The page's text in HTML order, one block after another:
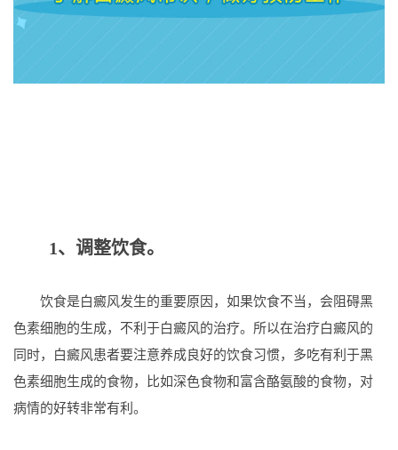
1、调整饮食。
饮食是白癜风发生的重要原因，如果饮食不当，会阻碍黑
色素细胞的生成，不利于白癜风的治疗。所以在治疗白癜风的
同时，白癜风患者要注意养成良好的饮食习惯，多吃有利于黑
色素细胞生成的食物，比如深色食物和富含酪氨酸的食物，对
病情的好转非常有利。